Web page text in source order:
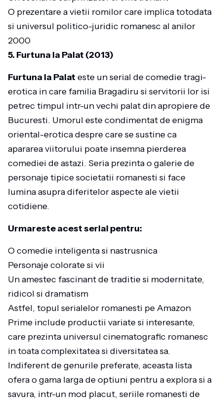
O prezentare a vietii romilor care implica totodata
si universul politico-juridic romanesc al anilor
2000
5. Furtuna la Palat (2013)
Furtuna la Palat este un serial de comedie tragi-
erotica in care familia Bragadiru si servitorii lor isi
petrec timpul intr-un vechi palat din apropiere de
Bucuresti. Umorul este condimentat de enigma
oriental-erotica despre care se sustine ca
apararea viitorului poate insemna pierderea
comediei de astazi. Seria prezinta o galerie de
personaje tipice societatii romanesti si face
lumina asupra diferitelor aspecte ale vietii
cotidiene.
Urmareste acest serial pentru:
O comedie inteligenta si nastrusnica
Personaje colorate si vii
Un amestec fascinant de traditie si modernitate,
ridicol si dramatism
Astfel, topul serialelor romanesti pe Amazon
Prime include productii variate si interesante,
care prezinta universul cinematografic romanesc
in toata complexitatea si diversitatea sa.
Indiferent de genurile preferate, aceasta lista
ofera o gama larga de optiuni pentru a explora si a
savura, intr-un mod placut, seriile romanesti de